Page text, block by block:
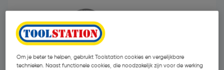
Om je beter te helpen, gebruikt Toolstation cookies en vergelijkbare
technieken. Naast functionele cookies, die noodzakelijk zijn voor de werking